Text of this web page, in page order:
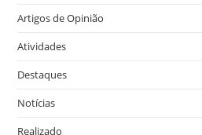
Artigos de Opinião
Atividades
Destaques
Notícias
Realizado